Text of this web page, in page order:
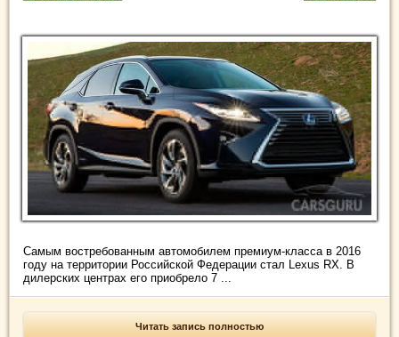
Самым востребованным автомобилем премиум-класса в 2016
году на территории Российской Федерации стал Lexus RX. В
дилерских центрах его приобрело 7 ...
Читать запись полностью